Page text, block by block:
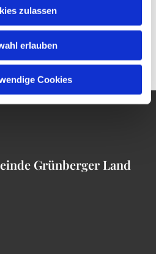
zulassen
erlauben
Cookies
Grünberger Land